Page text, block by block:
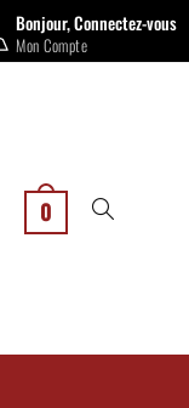
Bonjour, Connectez-vous
Mon Compte
0